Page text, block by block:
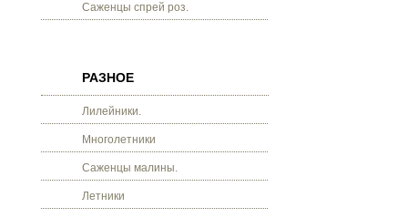
Саженцы спрей роз.
РАЗНОЕ
Лилейники.
Многолетники
Саженцы малины.
Летники